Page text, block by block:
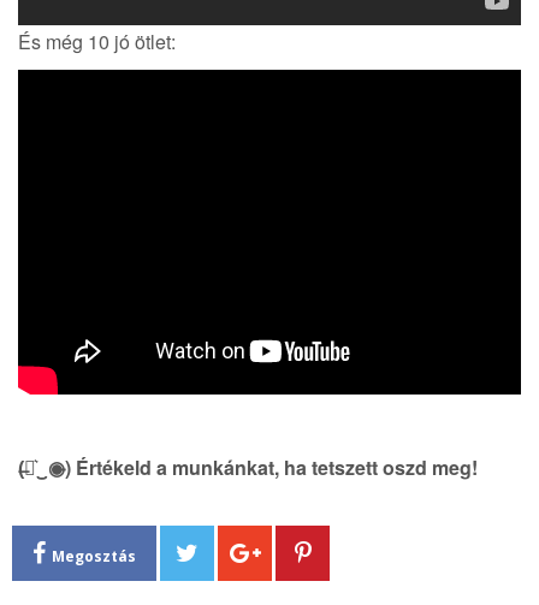
És még 10 jó ötlet:
(̶◉͛‿◉̶) Értékeld a munkánkat, ha tetszett oszd meg!
Megosztás